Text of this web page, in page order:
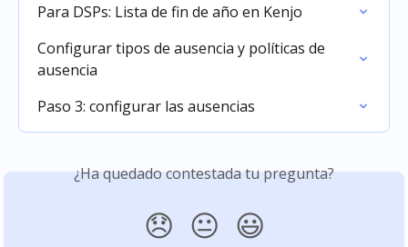
Para DSPs: Lista de fin de año en Kenjo
Configurar tipos de ausencia y políticas de
ausencia
Paso 3: configurar las ausencias
¿Ha quedado contestada tu pregunta?
😞 😐 😃